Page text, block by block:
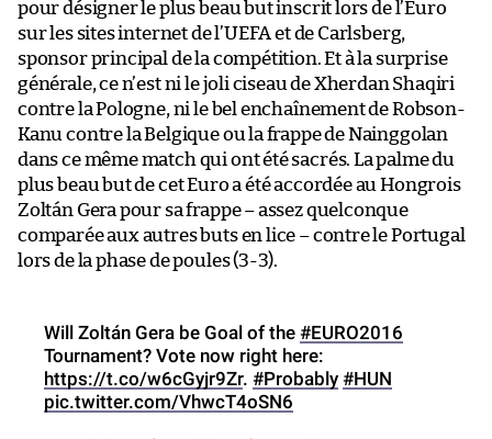
pour désigner le plus beau but inscrit lors de l’Euro
sur les sites internet de l’UEFA et de Carlsberg,
sponsor principal de la compétition. Et à la surprise
générale, ce n’est ni le joli ciseau de Xherdan Shaqiri
contre la Pologne, ni le bel enchaînement de Robson-
Kanu contre la Belgique ou la frappe de Nainggolan
dans ce même match qui ont été sacrés. La palme du
plus beau but de cet Euro a été accordée au Hongrois
Zoltán Gera pour sa frappe – assez quelconque
comparée aux autres buts en lice – contre le Portugal
lors de la phase de poules (3-3).
Will Zoltán Gera be Goal of the #EURO2016
Tournament? Vote now right here:
https://t.co/w6cGyjr9Zr. #Probably #HUN
pic.twitter.com/VhwcT4oSN6